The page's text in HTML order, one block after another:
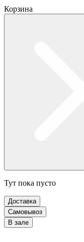
Корзина
Тут пока пусто
Доставка
Самовывоз
В зале